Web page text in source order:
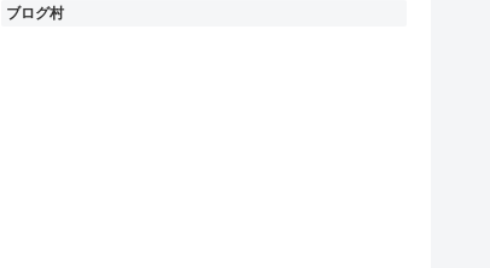
ブログ村